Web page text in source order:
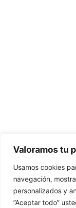
Valoramos tu
Usamos cookies
navegación,
personalizados y
“Aceptar todo”